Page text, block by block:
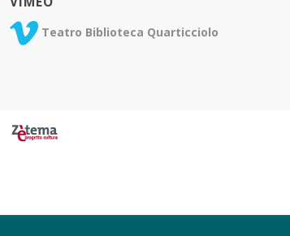
Teatro Biblioteca Quarticciolo